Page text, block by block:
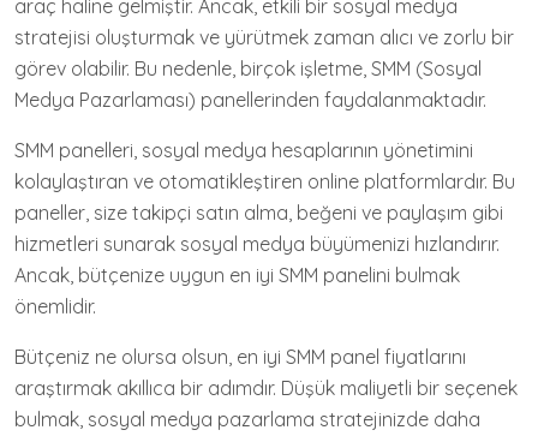
araç haline gelmiştir. Ancak, etkili bir sosyal medya
stratejisi oluşturmak ve yürütmek zaman alıcı ve zorlu bir
görev olabilir. Bu nedenle, birçok işletme, SMM (Sosyal
Medya Pazarlaması) panellerinden faydalanmaktadır.
SMM panelleri, sosyal medya hesaplarının yönetimini
kolaylaştıran ve otomatikleştiren online platformlardır. Bu
paneller, size takipçi satın alma, beğeni ve paylaşım gibi
hizmetleri sunarak sosyal medya büyümenizi hızlandırır.
Ancak, bütçenize uygun en iyi SMM panelini bulmak
önemlidir.
Bütçeniz ne olursa olsun, en iyi SMM panel fiyatlarını
araştırmak akıllıca bir adımdır. Düşük maliyetli bir seçenek
bulmak, sosyal medya pazarlama stratejinizde daha